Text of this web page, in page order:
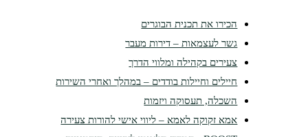
הכירו את תכנית הבוגרים
גשר לעצמאות – דירות מעבר
צעירים בקהילה ומלווי הדרך
חיילים וחיילות בודדים – במהלך ואחרי השירות
השכלה, תעסוקה ויזמות
אמא זקוקה לאמא – ליווי אישי להורות צעירה